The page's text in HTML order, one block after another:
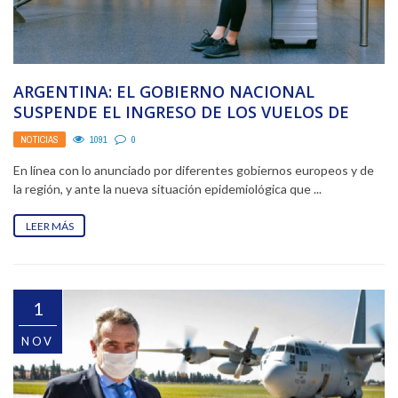
ARGENTINA: EL GOBIERNO NACIONAL
SUSPENDE EL INGRESO DE LOS VUELOS DE
GRAN BRETAÑA TRAS LA ...
NOTICIAS 1091 0
En línea con lo anunciado por diferentes gobiernos europeos y de
la región, y ante la nueva situación epidemiológica que ...
LEER MÁS
1
NOV